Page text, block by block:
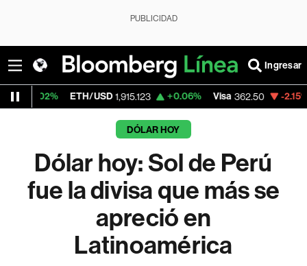
PUBLICIDAD
Ingresar
ETH/USD 1,915.123 +0.06% Visa 362.50 -2.15%
DÓLAR HOY
Dólar hoy: Sol de Perú
fue la divisa que más se
apreció en
Latinoamérica